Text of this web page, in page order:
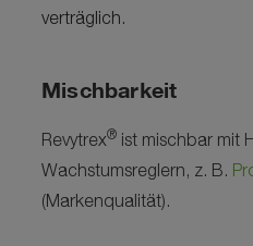
verträglich.
Mischbarkeit
Revytrex® ist mischbar mit
Wachstumsreglern, z. B.
(Markenqualität).